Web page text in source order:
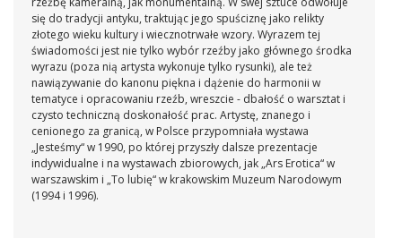
się do tradycji antyku, traktując jego spuściznę jako relikty
złotego wieku kultury i wiecznotrwałe wzory. Wyrazem tej
świadomości jest nie tylko wybór rzeźby jako głównego środka
wyrazu (poza nią artysta wykonuje tylko rysunki), ale też
nawiązywanie do kanonu piękna i dążenie do harmonii w
tematyce i opracowaniu rzeźb, wreszcie - dbałość o warsztat i
czysto techniczną doskonałość prac. Artystę, znanego i
cenionego za granicą, w Polsce przypomniała wystawa
„Jesteśmy“ w 1990, po której przyszły dalsze prezentacje
indywidualne i na wystawach zbiorowych, jak „Ars Erotica“ w
warszawskim i „To lubię“ w krakowskim Muzeum Narodowym
(1994 i 1996).